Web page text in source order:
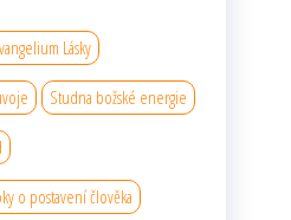
Lásky
Studna božské energie
o postavení člověka